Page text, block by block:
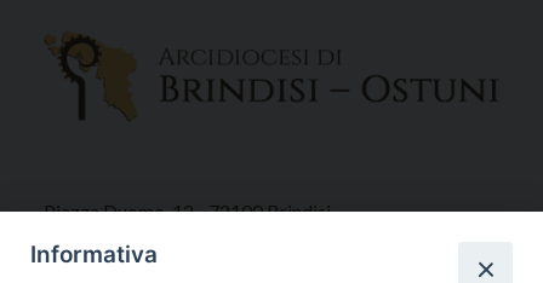
Piazza Duomo, 12 - 72100 Brindisi
Tel 0831.521958
Fax 0831.528315
Informativa